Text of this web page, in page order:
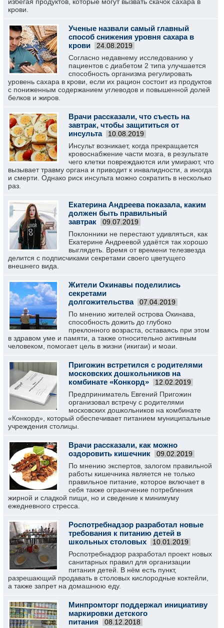
крови.
Ученые назвали самый главный
способ снижения уровня сахара в
крови
24.08.2019
Согласно недавнему исследованию у
пациентов с диабетом 2 типа улучшается
способность организма регулировать
уровень сахара в крови, если их рацион состоит из продуктов
с пониженным содержанием углеводов и повышенной долей
белков и жиров.
Врачи рассказали, что съесть на
завтрак, чтобы защититься от
инсульта
10.08.2019
Инсульт возникает, когда прекращается
кровоснабжение части мозга, в результате
чего клетки повреждаются или умирают, что
вызывает травму органа и приводит к инвалидности, а иногда
и смерти. Однако риск инсульта можно сократить в несколько
раз.
Екатерина Андреева показала, каким
должен быть правильный
завтрак
09.07.2019
Поклонники не перестают удивляться, как
Екатерине Андреевой удаётся так хорошо
выглядеть. Время от времени телезвезда
делится с подписчиками секретами своего цветущего
внешнего вида.
Жители Окинавы поделились
секретами
долгожительства
07.04.2019
По мнению жителей острова Окинава,
способность дожить до глубоко
преклонного возраста, оставаясь при этом
в здравом уме и памяти, а также относительно активным
человеком, помогает цель в жизни (икигаи) и моаи.
Пригожин встретился с родителями
московских дошкольников на
комбинате «Конкорд»
12.02.2019
Предприниматель Евгений Пригожин
организовал встречу с родителями
московских дошкольников на комбинате
«Конкорд», который обеспечивает питанием муниципальные
учреждения столицы.
Врачи рассказали, как можно
оздоровить кишечник
09.02.2019
По мнению экспертов, залогом правильной
работы кишечника является не только
правильное питание, которое включает в
себя также ограничение потребления
жирной и сладкой пищи, но и сведение к минимуму
ежедневного стресса.
Роспотребнадзор разработал новые
требования к питанию детей в
школьных столовых
10.01.2019
Роспотребнадзор разработал проект новых
санитарных правил для организации
питания детей. В нём есть пункт,
разрешающий продавать в столовых кислородные коктейли,
а также запрет на домашнюю еду.
Минпромторг поддержал инициативу
маркировки детского
питания
08.12.2018